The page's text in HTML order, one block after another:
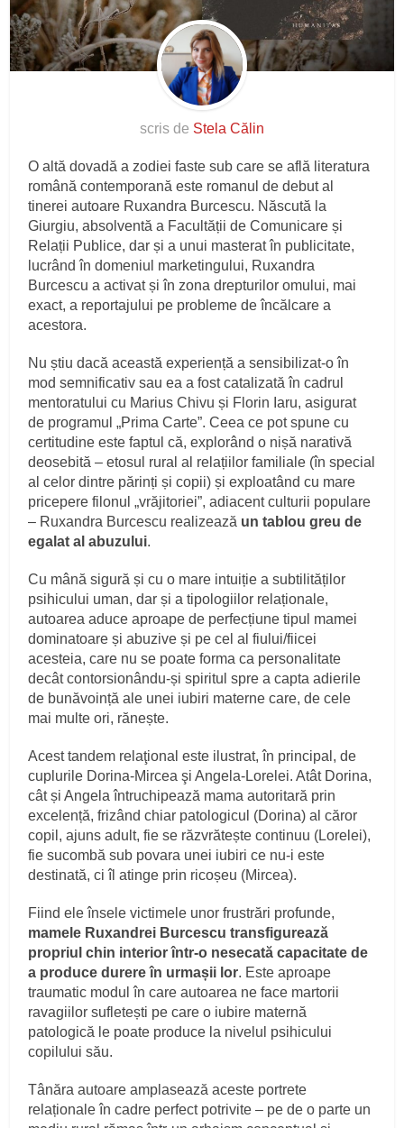
scris de Stela Călin
O altă dovadă a zodiei faste sub care se află literatura
română contemporană este romanul de debut al
tinerei autoare Ruxandra Burcescu. Născută la
Giurgiu, absolventă a Facultății de Comunicare și
Relații Publice, dar și a unui masterat în publicitate,
lucrând în domeniul marketingului, Ruxandra
Burcescu a activat și în zona drepturilor omului, mai
exact, a reportajului pe probleme de încălcare a
acestora.
Nu știu dacă această experiență a sensibilizat-o în
mod semnificativ sau ea a fost catalizată în cadrul
mentoratului cu Marius Chivu și Florin Iaru, asigurat
de programul „Prima Carte”. Ceea ce pot spune cu
certitudine este faptul că, explorând o nișă narativă
deosebită – etosul rural al relațiilor familiale (în special
al celor dintre părinți și copii) și exploatând cu mare
pricepere filonul „vrăjitoriei”, adiacent culturii populare
– Ruxandra Burcescu realizează un tablou greu de
egalat al abuzului.
Cu mână sigură și cu o mare intuiție a subtilităților
psihicului uman, dar și a tipologiilor relaționale,
autoarea aduce aproape de perfecțiune tipul mamei
dominatoare și abuzive și pe cel al fiului/fiicei
acesteia, care nu se poate forma ca personalitate
decât contorsionându-și spiritul spre a capta adierile
de bunăvoință ale unei iubiri materne care, de cele
mai multe ori, rănește.
Acest tandem relaţional este ilustrat, în principal, de
cuplurile Dorina-Mircea şi Angela-Lorelei. Atât Dorina,
cât și Angela întruchipează mama autoritară prin
excelență, frizând chiar patologicul (Dorina) al căror
copil, ajuns adult, fie se răzvrătește continuu (Lorelei),
fie sucombă sub povara unei iubiri ce nu-i este
destinată, ci îl atinge prin ricoșeu (Mircea).
Fiind ele însele victimele unor frustrări profunde,
mamele Ruxandrei Burcescu transfigurează
propriul chin interior într-o nesecată capacitate de
a produce durere în urmașii lor. Este aproape
traumatic modul în care autoarea ne face martorii
ravagiilor sufletești pe care o iubire maternă
patologică le poate produce la nivelul psihicului
copilului său.
Tânăra autoare amplasează aceste portrete
relaționale în cadre perfect potrivite – pe de o parte un